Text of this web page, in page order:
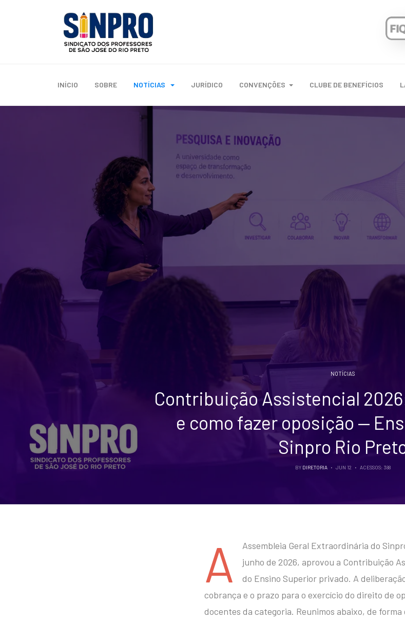
INÍCIO SOBRE NOTÍCIAS JURÍDICO CONVENÇÕES CLUBE DE BENEFÍCIOS
NOTÍCIAS
Contribuição Assistencial
e como fazer oposição —
Sinpro Rio
BY DIRETORIA JUN 12 ACESSOS: 388
A
Assembleia Geral Extraordinária do
junho de 2026, aprovou a Contribuição
do Ensino Superior privado. A
cobrança e o prazo para o exercício do direito de
docentes da categoria. Reunimos abaixo, de